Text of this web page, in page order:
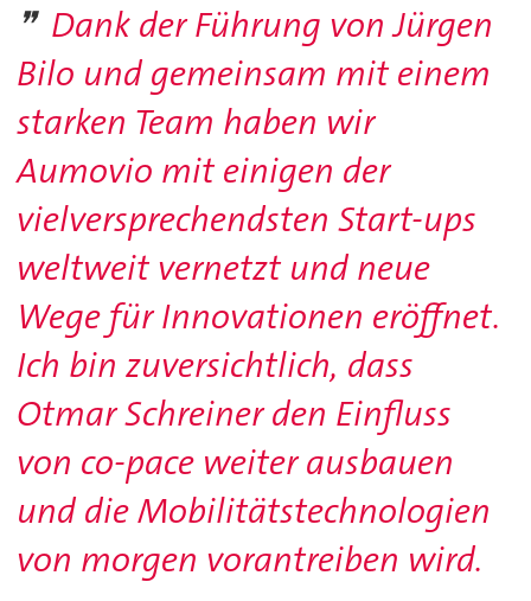
Dank der Führung von Jürgen
Bilo und gemeinsam mit einem
starken Team haben wir
Aumovio mit einigen der
vielversprechendsten Start-ups
weltweit vernetzt und neue
Wege für Innovationen eröffnet.
Ich bin zuversichtlich, dass
Otmar Schreiner den Einfluss
von co-pace weiter ausbauen
und die Mobilitätstechnologien
von morgen vorantreiben wird.